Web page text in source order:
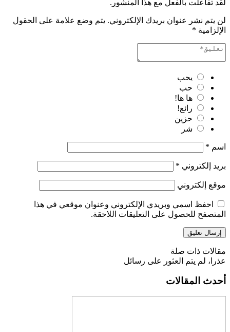
لقد تفاعلت بالفعل مع هذا المنشور.
لن يتم نشر عنوان بريدك الإلكتروني. يتم وضع علامة على الحقول
الإلزامية *
يحب
حب
ها ها!
رائع!
حزين
شر
اسم *
بريد إلكتروني *
موقع إلكتروني
احفظ اسمي وبريدي الإلكتروني وعنوان موقعي في هذا
المتصفح للحصول على التعليقات اللاحقة.
مقالات ذات صلة
عذرا، لم يتم العثور على رسائل
أحدث المقالات